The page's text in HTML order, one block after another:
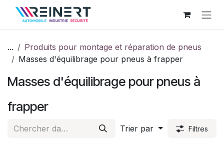
Se rendre au contenu
...
Produits pour montage et réparation de pneus
Masses d'équilibrage pour pneus à frapper
Masses d'équilibrage pour pneus à
frapper
Trier par Filtres